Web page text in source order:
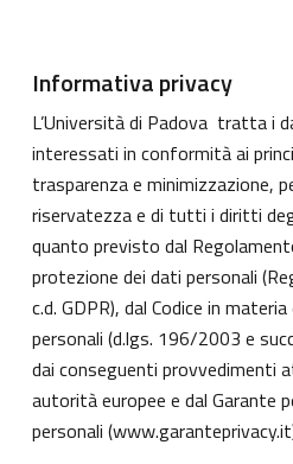
Informativa privacy
L’Università di Padova tratta i
interessati in conformità ai
trasparenza e minimizzazione,
riservatezza e di tutti i diritti
quanto previsto dal
protezione dei dati personali
c.d. GDPR), dal Codice in
personali (d.lgs. 196/2003 e
dai conseguenti provvedimenti
autorità europee e dal Garante
personali (www.garanteprivacy.it